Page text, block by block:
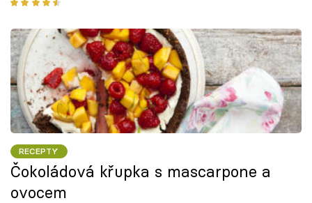
RECEPTY
Čokoládová křupka s mascarpone a
ovocem